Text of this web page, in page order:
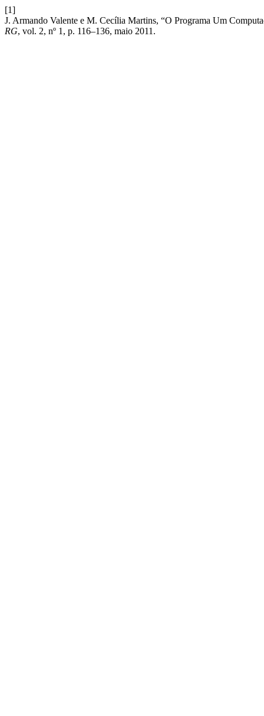
[1]
J. Armando Valente e M. Cecília Martins, “O Programa Um
RG, vol. 2, nº 1, p. 116–136, maio 2011.